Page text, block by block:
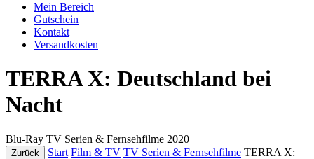
Mein Bereich
Gutschein
Kontakt
Versandkosten
TERRA X: Deutschland bei
Nacht
Blu-Ray TV Serien & Fernsehfilme 2020
Zurück Start Film & TV TV Serien & Fernsehfilme TERRA X: